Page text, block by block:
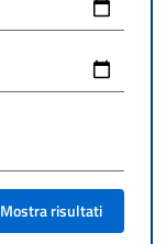
Mostra risultati